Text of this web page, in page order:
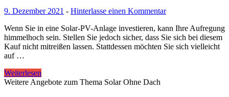
9. Dezember 2021 - Hinterlasse einen Kommentar
Wenn Sie in eine Solar-PV-Anlage investieren, kann Ihre Aufregung
himmelhoch sein. Stellen Sie jedoch sicher, dass Sie sich bei diesem
Kauf nicht mitreißen lassen. Stattdessen möchten Sie sich vielleicht
auf …
Weiterlesen
Weitere Angebote zum Thema Solar Ohne Dach